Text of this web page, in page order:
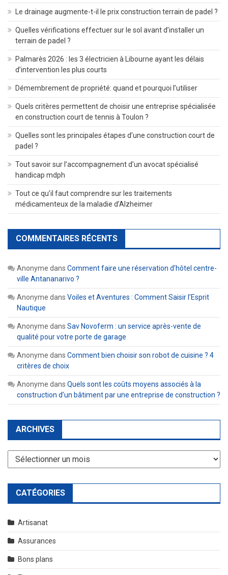
Le drainage augmente-t-il le prix construction terrain de padel ?
Quelles vérifications effectuer sur le sol avant d’installer un
terrain de padel ?
Palmarès 2026 : les 3 électricien à Libourne ayant les délais
d’intervention les plus courts
Démembrement de propriété: quand et pourquoi l’utiliser
Quels critères permettent de choisir une entreprise spécialisée
en construction court de tennis à Toulon ?
Quelles sont les principales étapes d’une construction court de
padel ?
Tout savoir sur l’accompagnement d’un avocat spécialisé
handicap mdph
Tout ce qu’il faut comprendre sur les traitements
médicamenteux de la maladie d’Alzheimer
COMMENTAIRES RÉCENTS
Anonyme dans Comment faire une réservation d’hôtel centre-
ville Antananarivo ?
Anonyme dans Voiles et Aventures : Comment Saisir l’Esprit
Nautique
Anonyme dans Sav Novoferm : un service après-vente de
qualité pour votre porte de garage
Anonyme dans Comment bien choisir son robot de cuisine ? 4
critères de choix
Anonyme dans Quels sont les coûts moyens associés à la
construction d’un bâtiment par une entreprise de construction ?
ARCHIVES
Archives
CATÉGORIES
Artisanat
Assurances
Bons plans